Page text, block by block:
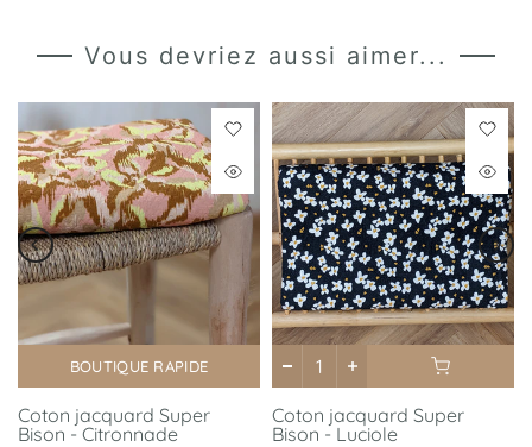
Vous devriez aussi aimer...
BOUTIQUE RAPIDE
Coton jacquard Super
Bison - Citronnade
Coton jacquard Super
Bison - Luciole